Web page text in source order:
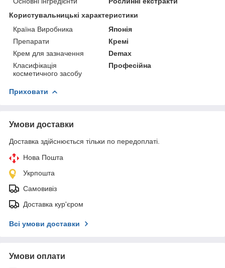
Користувальницькі характеристики
Країна Виробника
Японія
Препарати
Кремі
Крем для зазначення
Demax
Класифікація
косметичного засобу
Професійна
Приховати
Умови доставки
Доставка здійснюється тільки по передоплаті.
Нова Пошта
Укрпошта
Самовивіз
Доставка кур'єром
Всі умови доставки
Умови оплати